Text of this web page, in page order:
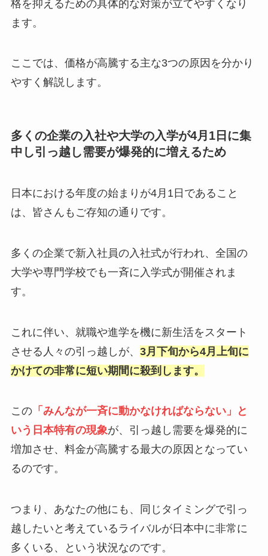
格を抑えるための具体的な対策が立てやすくなり
ます。
ここでは、価格が高騰する主な3つの原因を分かり
やすく解説します。
多くの企業の入社や大学の入学が4月1日に集
中し引っ越し需要が爆発的に増えるため
日本における年度の始まりが4月1日であること
は、皆さんもご存知の通りです。
多くの企業で新入社員の入社式が行われ、全国の
大学や専門学校でも一斉に入学式が開催されま
す。
これに伴い、就職や進学を機に新生活をスタート
させる人々の引っ越しが、 3月下旬から4月上旬に
かけての非常に短い期間に殺到します。
この「みんなが一斉に動かなければならない」と
いう日本特有の現象が、引っ越し需要を爆発的に
増加させ、料金が高騰する最大の原因となってい
るのです。
つまり、あなたの他にも、同じタイミングで引っ
越したいと考えているライバルが日本中に非常に
多くいる、という状況なのです。